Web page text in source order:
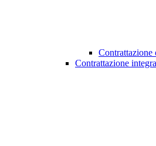
Contrattazione
Contrattazione